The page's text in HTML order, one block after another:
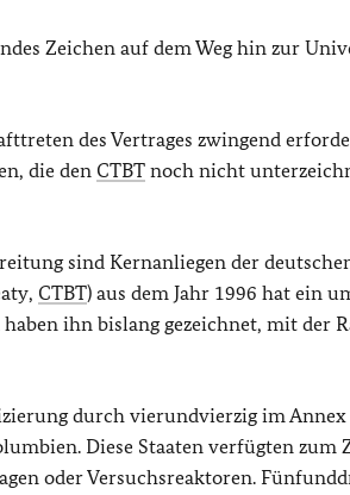
Zeichen auf dem Weg hin zur
des Vertrages zwingend
die den CTBT noch nicht
sind Kernanliegen der
, CTBT) aus dem Jahr 1996 hat ein
ihn bislang gezeichnet, mit der
durch vierundvierzig im
Diese Staaten verfügten zum
oder Versuchsreaktoren.